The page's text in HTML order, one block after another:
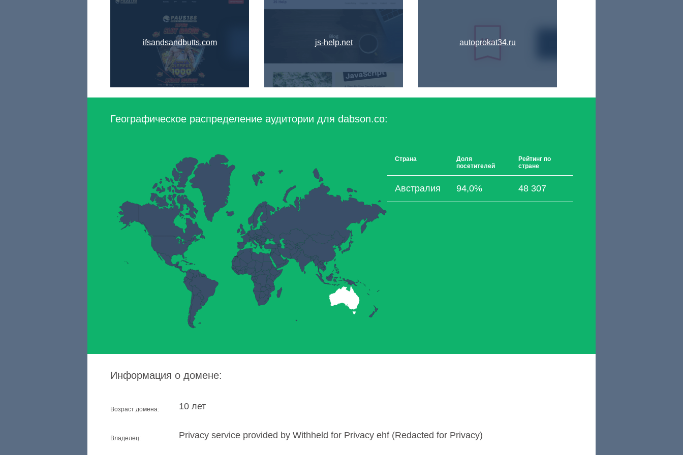
ifsandsandbutts.com js-help.net autoprokat34.ru
Географическое распределение аудитории для dabson.co:
Страна
Доля
посетителей
Рейтинг по
стране
Австралия 94,0% 48 307
Информация о домене:
Возраст домена: 10 лет
Владелец: Privacy service provided by Withheld for Privacy ehf (Redacted for Privacy)